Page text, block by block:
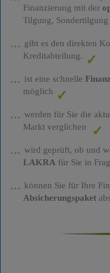
Finanzierung mit der
Tilgung,
gibt es den direkten
Kreditabteilung.
ist eine schnelle
möglich
werden für Sie die
Markt verglichen
wird geprüft, ob und
LAKRA für Sie in
können Sie für Ihre
Absicherungspaket